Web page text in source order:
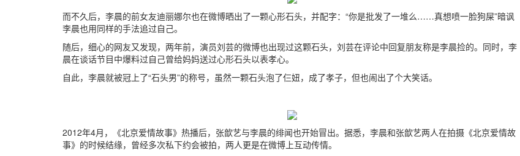
而不久后，李晨的前女友迪丽娜尔也在微博晒出了一颗心形石头，并配字：“你是批发了一堆么……真想喷一脸狗屎”暗讽
李晨也用同样的手法追过自己。
随后，细心的网友又发现，两年前，演员刘芸的微博也出现过这颗石头，刘芸在评论中回复朋友称是李晨捡的。同时，李
晨在谈话节目中爆料过自己曾给妈妈送过心形石头以表孝心。
自此，李晨就被冠上了“石头男”的称号，虽然一颗石头泡了仨妞，成了孝子，但也闹出了个大笑话。
2012年4月，《北京爱情故事》热播后，张歆艺与李晨的绯闻也开始冒出。据悉，李晨和张歆艺两人在拍摄《北京爱情故
事》的时候结缘，曾经多次私下约会被拍，两人更是在微博上互动传情。